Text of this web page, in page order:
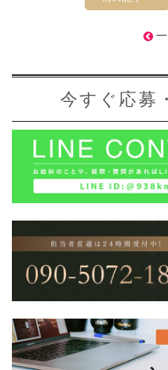
今すぐ応募